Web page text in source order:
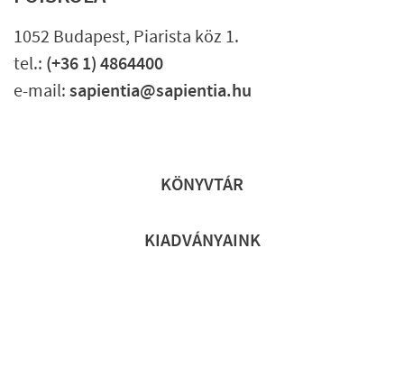
1052 Budapest, Piarista köz 1.
tel.: (+36 1) 4864400
e-mail:sapientia@sapientia.hu
KÖNYVTÁR
KIADVÁNYAINK